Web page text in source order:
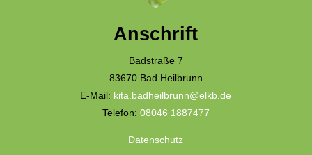
Anschrift
Badstraße 7
83670 Bad Heilbrunn
E-Mail: kita.badheilbrunn@elkb.de
Telefon: 08046 1887477
Datenschutz